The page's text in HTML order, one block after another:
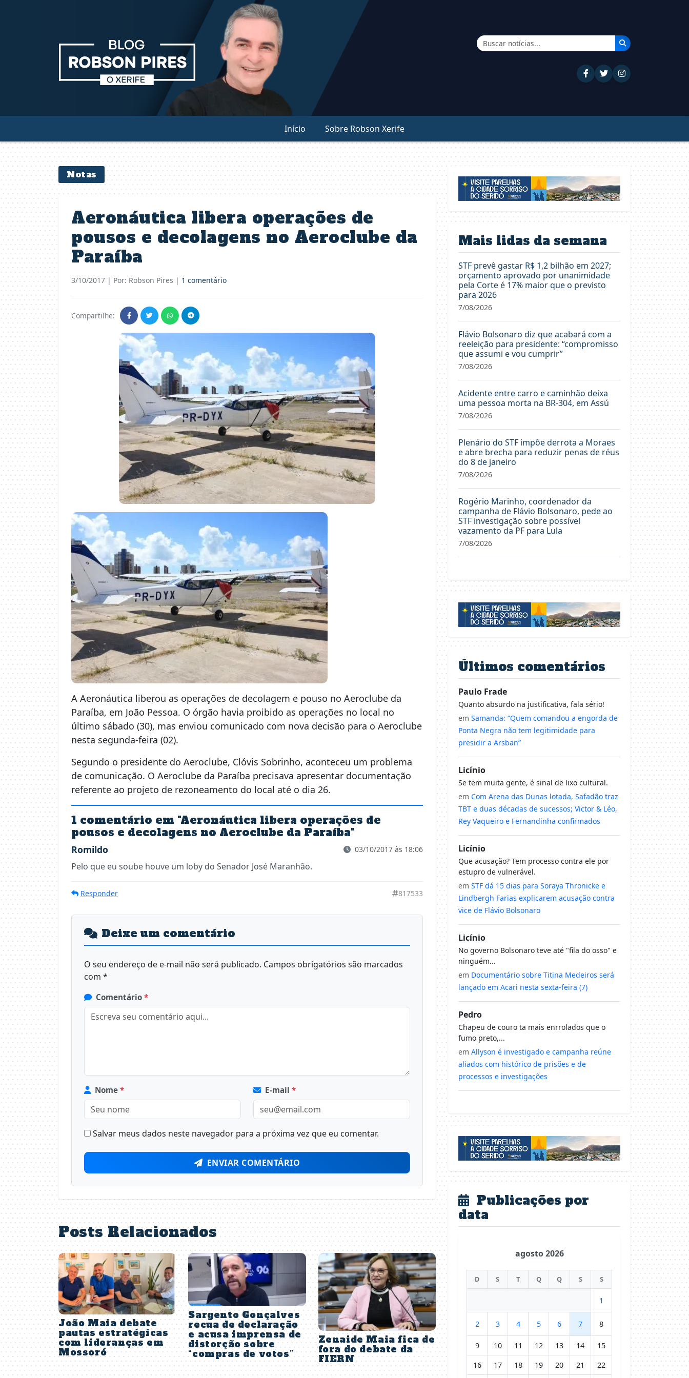
Início Sobre Robson Xerife
Notas
Aeronáutica libera operações de
pousos e decolagens no Aeroclube da
Paraíba
3/10/2017 | Por: Robson Pires | 1 comentário
Compartilhe:
A Aeronáutica liberou as operações de decolagem e pouso no Aeroclube da
Paraíba, em João Pessoa. O órgão havia proibido as operações no local no
último sábado (30), mas enviou comunicado com nova decisão para o Aeroclube
nesta segunda-feira (02).
Segundo o presidente do Aeroclube, Clóvis Sobrinho, aconteceu um problema
de comunicação. O Aeroclube da Paraíba precisava apresentar documentação
referente ao projeto de rezoneamento do local até o dia 26.
1 comentário em "Aeronáutica libera operações de
pousos e decolagens no Aeroclube da Paraíba"
Romildo 03/10/2017 às 18:06
Pelo que eu soube houve um loby do Senador José Maranhão.
Responder 817533
Deixe um comentário
O seu endereço de e-mail não será publicado. Campos obrigatórios são marcados
com *
Comentário *
Nome * E-mail *
Salvar meus dados neste navegador para a próxima vez que eu comentar.
ENVIAR COMENTÁRIO
Posts Relacionados
João Maia debate
pautas estratégicas
com lideranças em
Mossoró
Sargento Gonçalves
recua de declaração
e acusa imprensa de
distorção sobre
“compras de votos”
Zenaide Maia fica de
fora do debate da
FIERN
Mais lidas da semana
STF prevê gastar R$ 1,2 bilhão em 2027;
orçamento aprovado por unanimidade
pela Corte é 17% maior que o previsto
para 2026
7/08/2026
Flávio Bolsonaro diz que acabará com a
reeleição para presidente: “compromisso
que assumi e vou cumprir”
7/08/2026
Acidente entre carro e caminhão deixa
uma pessoa morta na BR-304, em Assú
7/08/2026
Plenário do STF impõe derrota a Moraes
e abre brecha para reduzir penas de réus
do 8 de janeiro
7/08/2026
Rogério Marinho, coordenador da
campanha de Flávio Bolsonaro, pede ao
STF investigação sobre possível
vazamento da PF para Lula
7/08/2026
Últimos comentários
Paulo Frade
Quanto absurdo na justificativa, fala sério!
em Samanda: “Quem comandou a engorda de
Ponta Negra não tem legitimidade para
presidir a Arsban”
Licínio
Se tem muita gente, é sinal de lixo cultural.
em Com Arena das Dunas lotada, Safadão traz
TBT e duas décadas de sucessos; Victor & Léo,
Rey Vaqueiro e Fernandinha confirmados
Licínio
Que acusação? Tem processo contra ele por
estupro de vulnerável.
em STF dá 15 dias para Soraya Thronicke e
Lindbergh Farias explicarem acusação contra
vice de Flávio Bolsonaro
Licínio
No governo Bolsonaro teve até "fila do osso" e
ninguém...
em Documentário sobre Titina Medeiros será
lançado em Acari nesta sexta-feira (7)
Pedro
Chapeu de couro ta mais enrrolados que o
fumo preto,...
em Allyson é investigado e campanha reúne
aliados com histórico de prisões e de
processos e investigações
Publicações por
data
agosto 2026
D S T Q Q S S
1
2 3 4 5 6 7 8
9 10 11 12 13 14
15
16
17 18 19 20 21
22